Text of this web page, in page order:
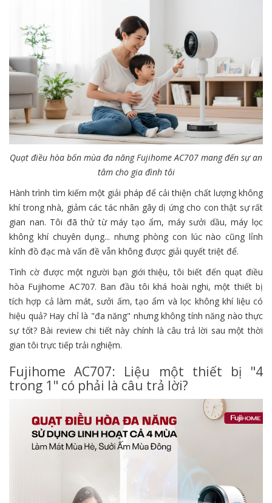
Quạt điều hòa bốn mùa đa năng Fujihome AC707 mang đến sự an
tâm cho gia đình tôi
Hành trình tìm kiếm một giải pháp để cải thiện chất lượng không
khí trong nhà, giảm các tác nhân gây dị ứng cho con thật sự rất
gian nan. Tôi đã thử từ máy tạo ẩm, máy sưởi dầu, máy lọc
không khí chuyên dụng... nhưng phòng con lúc nào cũng lỉnh
kỉnh đồ đạc mà vấn đề vẫn không được giải quyết triệt để.
Tình cờ được một người bạn giới thiệu, tôi biết đến quạt điều
hòa Fujihome AC707. Ban đầu tôi khá hoài nghi, một thiết bị
tích hợp cả làm mát, sưởi ấm, tạo ẩm và lọc không khí liệu có
hiệu quả? Hay chỉ là "đa năng" nhưng không tính năng nào thực
sự tốt? Bài review chi tiết này chính là câu trả lời sau một thời
gian tôi trực tiếp trải nghiệm.
Fujihome AC707: Liệu một thiết bị "4
trong 1" có phải là câu trả lời?